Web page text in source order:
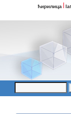
ћирилица